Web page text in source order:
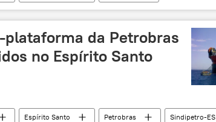
plataforma da Petrobras
no Espírito Santo
Espírito Santo Petrobras
Sindipetro-ES